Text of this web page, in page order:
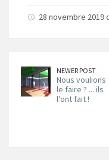
28 novembre 2019
NEWER POST
Nous voulions
le faire ? ... ils
l'ont fait !